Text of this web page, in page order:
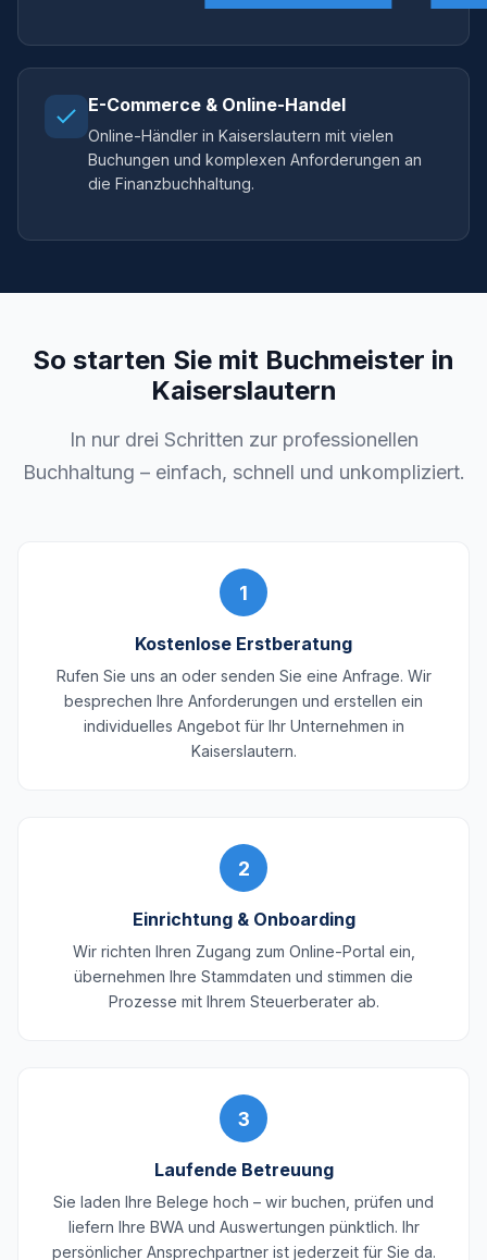
E-Commerce & Online-Handel
Online-Händler in Kaiserslautern mit vielen
Buchungen und komplexen Anforderungen an
die Finanzbuchhaltung.
So starten Sie mit Buchmeister in
Kaiserslautern
In nur drei Schritten zur professionellen
Buchhaltung – einfach, schnell und unkompliziert.
1
Kostenlose Erstberatung
Rufen Sie uns an oder senden Sie eine Anfrage. Wir
besprechen Ihre Anforderungen und erstellen ein
individuelles Angebot für Ihr Unternehmen in
Kaiserslautern.
2
Einrichtung & Onboarding
Wir richten Ihren Zugang zum Online-Portal ein,
übernehmen Ihre Stammdaten und stimmen die
Prozesse mit Ihrem Steuerberater ab.
3
Laufende Betreuung
Sie laden Ihre Belege hoch – wir buchen, prüfen und
liefern Ihre BWA und Auswertungen pünktlich. Ihr
persönlicher Ansprechpartner ist jederzeit für Sie da.